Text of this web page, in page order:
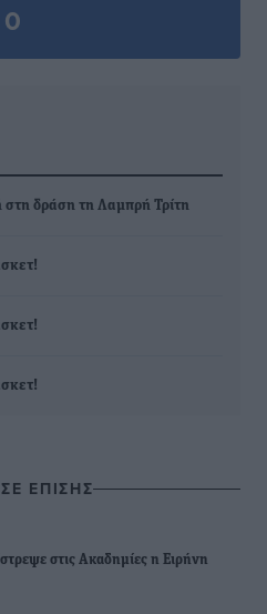
0
δράση τη Λαμπρή Τρίτη
ΕΠΙΣΗΣ
στις Ακαδημίες η Ειρήνη